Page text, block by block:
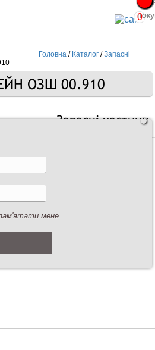
0
Головна / Каталог /Запасні
ОЗШ 00.910
Запасні частини
мене